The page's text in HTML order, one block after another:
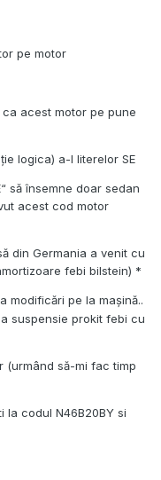
pe motor
acest motor pe pune
logica) a-l literelor SE
să însemne doar sedan
acest cod motor
din Germania a venit cu
febi bilstein) *
modificări pe la mașină..
suspensie prokit febi cu
(urmând să-mi fac timp
codul N46B20BY si